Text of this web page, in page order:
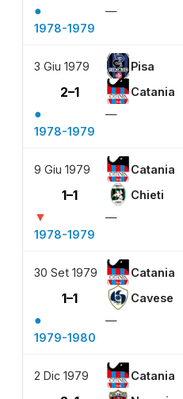
●
—
1978-1979
3 Giu 1979 Pisa
2–1 Catania
●
—
1978-1979
9 Giu 1979 Catania
1–1 Chieti
▼
—
1978-1979
30 Set 1979 Catania
1–1 Cavese
●
—
1979-1980
2 Dic 1979 Catania